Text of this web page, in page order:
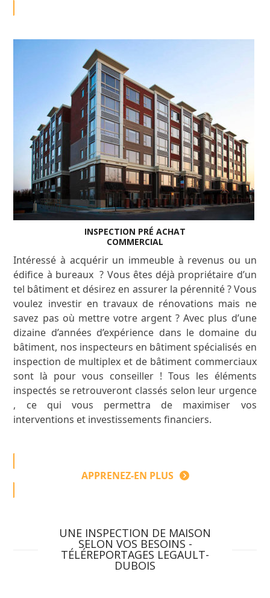
INSPECTION PRÉ ACHAT
COMMERCIAL
Intéressé à acquérir un immeuble à revenus ou un
édifice à bureaux ? Vous êtes déjà propriétaire d’un
tel bâtiment et désirez en assurer la pérennité ? Vous
voulez investir en travaux de rénovations mais ne
savez pas où mettre votre argent ? Avec plus d’une
dizaine d’années d’expérience dans le domaine du
bâtiment, nos inspecteurs en bâtiment spécialisés en
inspection de multiplex et de bâtiment commerciaux
sont là pour vous conseiller ! Tous les éléments
inspectés se retrouveront classés selon leur urgence
, ce qui vous permettra de maximiser vos
interventions et investissements financiers.
APPRENEZ-EN PLUS
UNE INSPECTION DE MAISON
SELON VOS BESOINS -
TÉLÉREPORTAGES LEGAULT-
DUBOIS